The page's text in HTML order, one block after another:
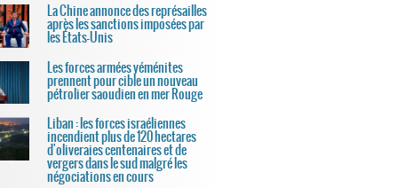
La Chine annonce des représailles
après les sanctions imposées par
les États-Unis
Les forces armées yéménites
prennent pour cible un nouveau
pétrolier saoudien en mer Rouge
Liban : les forces israéliennes
incendient plus de 120 hectares
d'oliveraies centenaires et de
vergers dans le sud malgré les
négociations en cours